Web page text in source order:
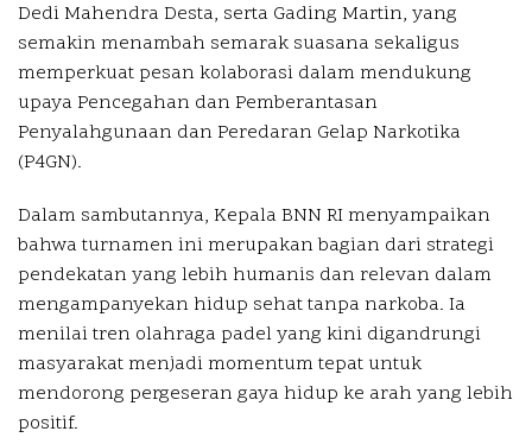
Dedi Mahendra Desta, serta Gading Martin, yang
semakin menambah semarak suasana sekaligus
memperkuat pesan kolaborasi dalam mendukung
upaya Pencegahan dan Pemberantasan
Penyalahgunaan dan Peredaran Gelap Narkotika
(P4GN).
Dalam sambutannya, Kepala BNN RI menyampaikan
bahwa turnamen ini merupakan bagian dari strategi
pendekatan yang lebih humanis dan relevan dalam
mengampanyekan hidup sehat tanpa narkoba. Ia
menilai tren olahraga padel yang kini digandrungi
masyarakat menjadi momentum tepat untuk
mendorong pergeseran gaya hidup ke arah yang lebih
positif.